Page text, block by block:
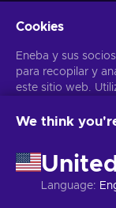
Obtén ofertas
Puedes darte de
Cookies
Eneba y sus
para recopilar y
este sitio web.
personales
Al hacer clic en
que Eneba y sus
ajustar tu
We think
Language: